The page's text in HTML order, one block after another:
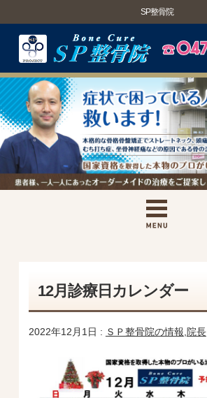
SP整骨院
12月診療日カレンダー
2022年12月1日 : ＳＰ整骨院の情報,院長